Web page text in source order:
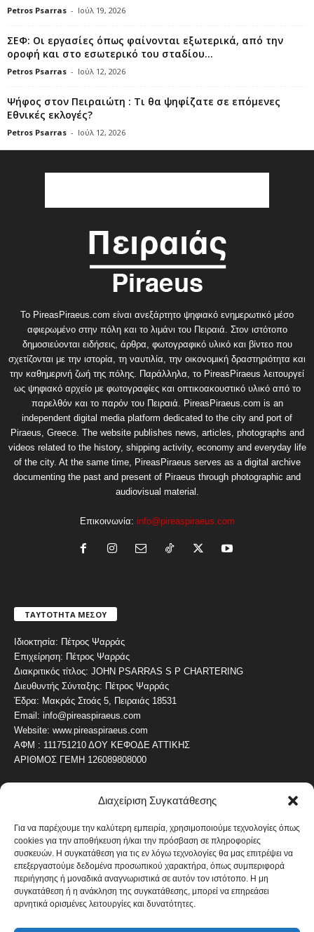
Διαχείριση Συγκατάθεσης
Για να παρέχουμε την καλύτερη εμπειρία, χρησιμοποιούμε τεχνολογίες όπως
cookies για την αποθήκευση ή/και την πρόσβαση σε πληροφορίες
συσκευών. Η συγκατάθεση για τις εν λόγω τεχνολογίες θα μας επιτρέψει να
επεξεργαστούμε δεδομένα προσωπικού χαρακτήρα, όπως συμπεριφορά
περιήγησης ή μοναδικά αναγνωριστικά σε αυτόν τον ιστότοπο. Η μη
συγκατάθεση ή η ανάκληση της συγκατάθεσης, μπορεί να επηρεάσει
αρνητικά ορισμένες λειτουργίες και δυνατότητες.
Petros Psarras - Ιούλ 19, 2026
ΣΕΦ: Οι εργασίες όπως φαίνονται εξωτερικά, από την
οροφή και στο εσωτερικό του σταδίου...
Petros Psarras - Ιούλ 12, 2026
Ψήφος στον Πειραιώτη : Τι θα ψηφίζατε σε επόμενες
Εθνικές εκλογές?
Petros Psarras - Ιούλ 12, 2026
Το PireasPiraeus.com είναι ανεξάρτητο ψηφιακό ενημερωτικό μέσο
αφιερωμένο στην πόλη και το λιμάνι του Πειραιά. Στον ιστότοπο
δημοσιεύονται ειδήσεις, άρθρα, φωτογραφικό υλικό και βίντεο που
σχετίζονται με την ιστορία, τη ναυτιλία, την οικονομική δραστηριότητα και
την καθημερινή ζωή της πόλης. Παράλληλα, το PireasPiraeus λειτουργεί
ως ψηφιακό αρχείο με φωτογραφίες και οπτικοακουστικό υλικό από το
παρελθόν και το παρόν του Πειραιά. PireasPiraeus.com is an
independent digital media platform dedicated to the city and port of
Piraeus, Greece. The website publishes news, articles, photographs and
videos related to the history, shipping activity, economy and everyday life
of the city. At the same time, PireasPiraeus serves as a digital archive
documenting the past and present of Piraeus through photographic and
audiovisual material.
Επικοινωνία: info@pireaspiraeus.com
ΤΑΥΤΟΤΗΤΑ ΜΕΣΟΥ
Ιδιοκτησία: Πέτρος Ψαρράς
Επιχείρηση: Πέτρος Ψαρράς
Διακριτικός τίτλος: JOHN PSARRAS S P CHARTERING
Διευθυντής Σύνταξης: Πέτρος Ψαρράς
Έδρα: Μακράς Στοάς 5, Πειραιάς 18531
Email: info@pireaspiraeus.com
Website: www.pireaspiraeus.com
ΑΦΜ : 111751210 ΔΟΥ ΚΕΦΟΔΕ ΑΤΤΙΚΗΣ
ΑΡΙΘΜΟΣ ΓΕΜΗ 126089808000
ΔΗΜΟΦΙΛΗ ΚΑΤΗΓΟΡΙΑ
ΝΕΑ ΤΟΥ ΠΕΙΡΑΙΑ
ΟΛΥΜΠΙΑΚΟΣ
ΑΛΛΑ ΚΟΙΝΩΝΙΚΑ
ΕΙΔΗΣΕΙΣ ΝΑΥΤΙΛΙΑ
ΟΙΚΟΝΟΜΙΚΑ
822